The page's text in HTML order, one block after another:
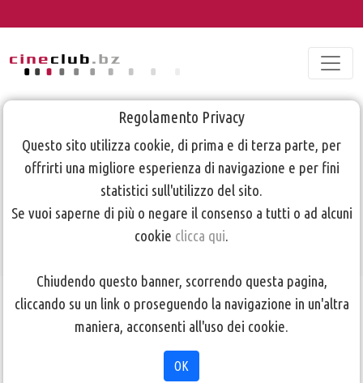
Regolamento Privacy
Questo sito utilizza cookie, di prima e di terza parte, per
offrirti una migliore esperienza di navigazione e per fini
statistici sull'utilizzo del sito.
Se vuoi saperne di più o negare il consenso a tutti o ad alcuni
cookie clicca qui.
Chiudendo questo banner, scorrendo questa pagina,
cliccando su un link o proseguendo la navigazione in un'altra
maniera, acconsenti all'uso dei cookie.
OK
CORSO BASE -
Corso di Video
Digitale 2022
TORNA ALLA PAGINA PRECEDENTE